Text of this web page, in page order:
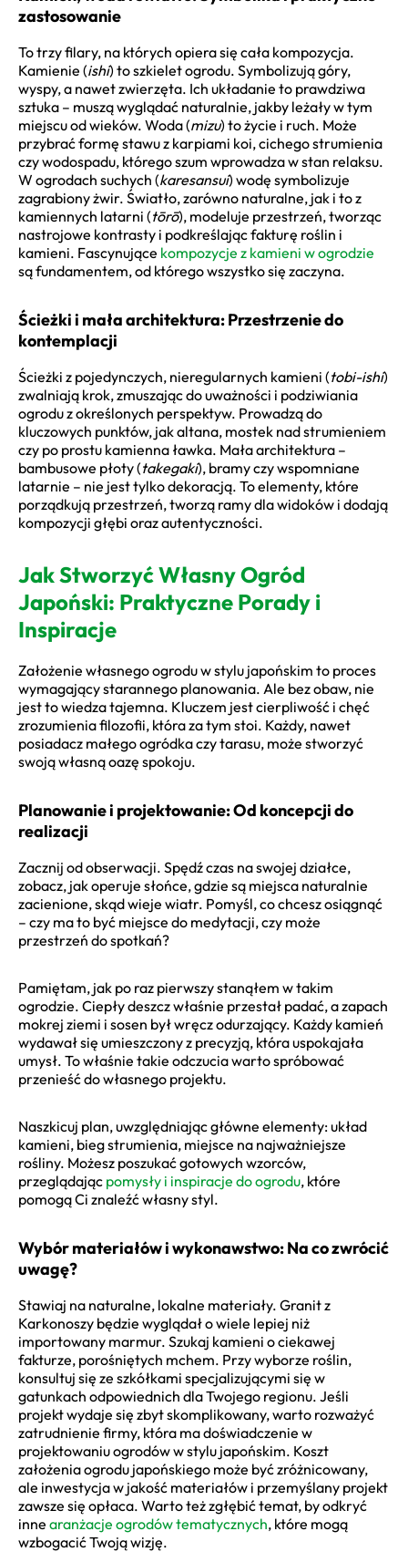
zastosowanie
To trzy filary, na których opiera się cała kompozycja.
Kamienie (ishi) to szkielet ogrodu. Symbolizują góry,
wyspy, a nawet zwierzęta. Ich układanie to prawdziwa
sztuka – muszą wyglądać naturalnie, jakby leżały w tym
miejscu od wieków. Woda (mizu) to życie i ruch. Może
przybrać formę stawu z karpiami koi, cichego strumienia
czy wodospadu, którego szum wprowadza w stan relaksu.
W ogrodach suchych (karesansui) wodę symbolizuje
zagrabiony żwir. Światło, zarówno naturalne, jak i to z
kamiennych latarni (tōrō), modeluje przestrzeń, tworząc
nastrojowe kontrasty i podkreślając fakturę roślin i
kamieni. Fascynujące kompozycje z kamieni w ogrodzie
są fundamentem, od którego wszystko się zaczyna.
Ścieżki i mała architektura: Przestrzenie do
kontemplacji
Ścieżki z pojedynczych, nieregularnych kamieni (tobi-ishi)
zwalniają krok, zmuszając do uważności i podziwiania
ogrodu z określonych perspektyw. Prowadzą do
kluczowych punktów, jak altana, mostek nad strumieniem
czy po prostu kamienna ławka. Mała architektura –
bambusowe płoty (takegaki), bramy czy wspomniane
latarnie – nie jest tylko dekoracją. To elementy, które
porządkują przestrzeń, tworzą ramy dla widoków i dodają
kompozycji głębi oraz autentyczności.
Jak Stworzyć Własny Ogród
Japoński: Praktyczne Porady i
Inspiracje
Założenie własnego ogrodu w stylu japońskim to proces
wymagający starannego planowania. Ale bez obaw, nie
jest to wiedza tajemna. Kluczem jest cierpliwość i chęć
zrozumienia filozofii, która za tym stoi. Każdy, nawet
posiadacz małego ogródka czy tarasu, może stworzyć
swoją własną oazę spokoju.
Planowanie i projektowanie: Od koncepcji do
realizacji
Zacznij od obserwacji. Spędź czas na swojej działce,
zobacz, jak operuje słońce, gdzie są miejsca naturalnie
zacienione, skąd wieje wiatr. Pomyśl, co chcesz osiągnąć
– czy ma to być miejsce do medytacji, czy może
przestrzeń do spotkań?
Pamiętam, jak po raz pierwszy stanąłem w takim
ogrodzie. Ciepły deszcz właśnie przestał padać, a zapach
mokrej ziemi i sosen był wręcz odurzający. Każdy kamień
wydawał się umieszczony z precyzją, która uspokajała
umysł. To właśnie takie odczucia warto spróbować
przenieść do własnego projektu.
Naszkicuj plan, uwzględniając główne elementy: układ
kamieni, bieg strumienia, miejsce na najważniejsze
rośliny. Możesz poszukać gotowych wzorców,
przeglądając pomysły i inspiracje do ogrodu, które
pomogą Ci znaleźć własny styl.
Wybór materiałów i wykonawstwo: Na co zwrócić
uwagę?
Stawiaj na naturalne, lokalne materiały. Granit z
Karkonoszy będzie wyglądał o wiele lepiej niż
importowany marmur. Szukaj kamieni o ciekawej
fakturze, porośniętych mchem. Przy wyborze roślin,
konsultuj się ze szkółkami specjalizującymi się w
gatunkach odpowiednich dla Twojego regionu. Jeśli
projekt wydaje się zbyt skomplikowany, warto rozważyć
zatrudnienie firmy, która ma doświadczenie w
projektowaniu ogrodów w stylu japońskim. Koszt
założenia ogrodu japońskiego może być zróżnicowany,
ale inwestycja w jakość materiałów i przemyślany projekt
zawsze się opłaca. Warto też zgłębić temat, by odkryć
inne aranżacje ogrodów tematycznych, które mogą
wzbogacić Twoją wizję.